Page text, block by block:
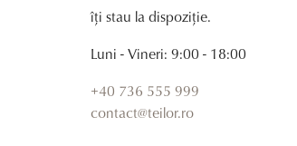
îți stau la dispoziție.
Luni - Vineri: 9:00 - 18:00
+40 736 555 999
contact@teilor.ro